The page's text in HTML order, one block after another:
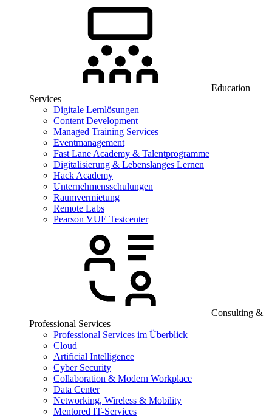
Education
Services
Digitale Lernlösungen
Content Development
Managed Training Services
Eventmanagement
Fast Lane Academy & Talentprogramme
Digitalisierung & Lebenslanges Lernen
Hack Academy
Unternehmensschulungen
Raumvermietung
Remote Labs
Pearson VUE Testcenter
Consulting &
Professional Services
Professional Services im Überblick
Cloud
Artificial Intelligence
Cyber Security
Collaboration & Modern Workplace
Data Center
Networking, Wireless & Mobility
Mentored IT-Services